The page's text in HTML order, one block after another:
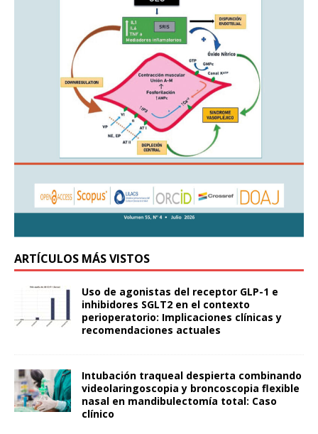
ARTÍCULOS MÁS VISTOS
Uso de agonistas del receptor GLP-1 e
inhibidores SGLT2 en el contexto
perioperatorio: Implicaciones clínicas y
recomendaciones actuales
Intubación traqueal despierta combinando
videolaringoscopia y broncoscopia flexible
nasal en mandibulectomía total: Caso
clínico